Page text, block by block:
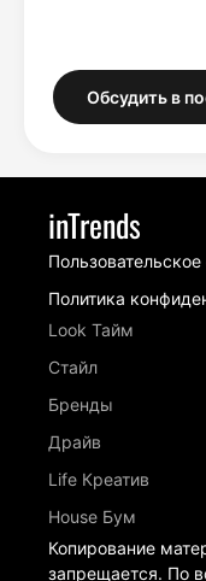
Обсудить в
inTrends
Политика
Look Тайм
Стайл
Бренды
Драйв
Life Креатив
House Бум
Копирование
запрещается. По